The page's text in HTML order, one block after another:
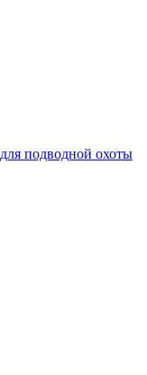
подводной охоты